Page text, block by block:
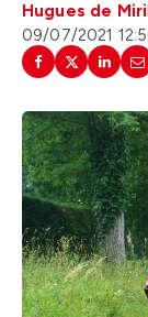
Hugues de
09/07/2021